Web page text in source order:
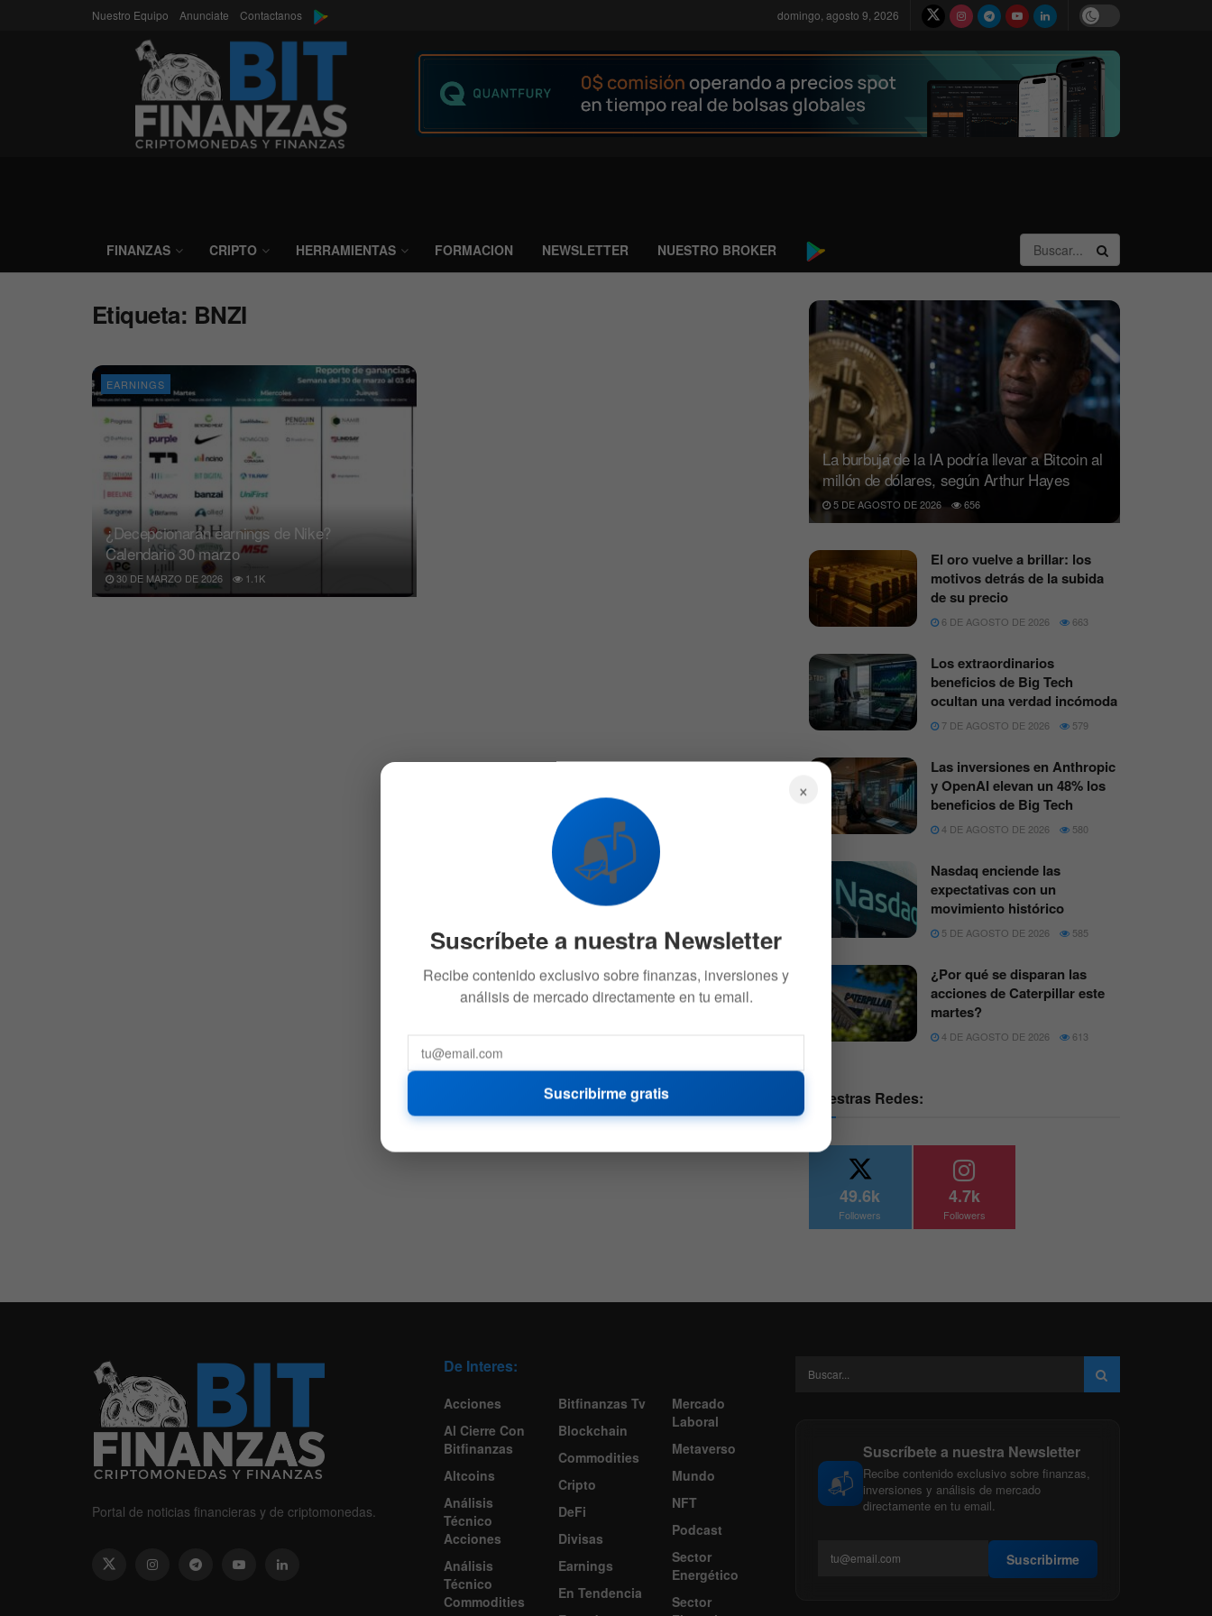
Nuestro Equipo Anunciate Contactanos domingo, agosto 9, 2026
FINANZAS CRIPTO HERRAMIENTAS FORMACION NEWSLETTER NUESTRO BROKER
Etiqueta: BNZI
EARNINGS
¿Decepcionarán earnings de Nike?
Calendario 30 marzo
30 DE MARZO DE 2026 1.1K
La burbuja de la IA podría llevar a Bitcoin al
millón de dólares, según Arthur Hayes
5 DE AGOSTO DE 2026 656
El oro vuelve a brillar: los
motivos detrás de la subida
de su precio
6 DE AGOSTO DE 2026 663
Los extraordinarios
beneficios de Big Tech
ocultan una verdad incómoda
7 DE AGOSTO DE 2026 579
Las inversiones en Anthropic
y OpenAI elevan un 48% los
beneficios de Big Tech
4 DE AGOSTO DE 2026 580
Nasdaq enciende las
expectativas con un
movimiento histórico
5 DE AGOSTO DE 2026 585
¿Por qué se disparan las
acciones de Caterpillar este
martes?
4 DE AGOSTO DE 2026 613
Nuestras Redes:
49.6k
Followers
4.7k
Followers
Portal de noticias financieras y de criptomonedas.
De Interes:
Acciones
Al Cierre Con
Bitfinanzas
Altcoins
Análisis
Técnico
Acciones
Análisis
Técnico
Commodities
Bitfinanzas Tv
Blockchain
Commodities
Cripto
DeFi
Divisas
Earnings
En Tendencia
Mercado
Laboral
Metaverso
Mundo
NFT
Podcast
Sector
Energético
Sector
📬
Suscríbete a nuestra Newsletter
Recibe contenido exclusivo sobre finanzas,
inversiones y análisis de mercado
directamente en tu email.
Suscribirme
×
📬
Suscríbete a nuestra Newsletter
Recibe contenido exclusivo sobre finanzas, inversiones y
análisis de mercado directamente en tu email.
Suscribirme gratis